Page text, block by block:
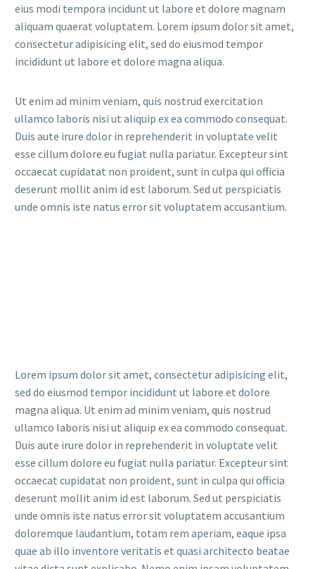
eius modi tempora incidunt ut labore et dolore magnam
aliquam quaerat voluptatem. Lorem ipsum dolor sit amet,
consectetur adipisicing elit, sed do eiusmod tempor
incididunt ut labore et dolore magna aliqua.
Ut enim ad minim veniam, quis nostrud exercitation
ullamco laboris nisi ut aliquip ex ea commodo consequat.
Duis aute irure dolor in reprehenderit in voluptate velit
esse cillum dolore eu fugiat nulla pariatur. Excepteur sint
occaecat cupidatat non proident, sunt in culpa qui officia
deserunt mollit anim id est laborum. Sed ut perspiciatis
unde omnis iste natus error sit voluptatem accusantium.
Lorem ipsum dolor sit amet, consectetur adipisicing elit,
sed do eiusmod tempor incididunt ut labore et dolore
magna aliqua. Ut enim ad minim veniam, quis nostrud
ullamco laboris nisi ut aliquip ex ea commodo consequat.
Duis aute irure dolor in reprehenderit in voluptate velit
esse cillum dolore eu fugiat nulla pariatur. Excepteur sint
occaecat cupidatat non proident, sunt in culpa qui officia
deserunt mollit anim id est laborum. Sed ut perspiciatis
unde omnis iste natus error sit voluptatem accusantium
doloremque laudantium, totam rem aperiam, eaque ipsa
quae ab illo inventore veritatis et quasi architecto beatae